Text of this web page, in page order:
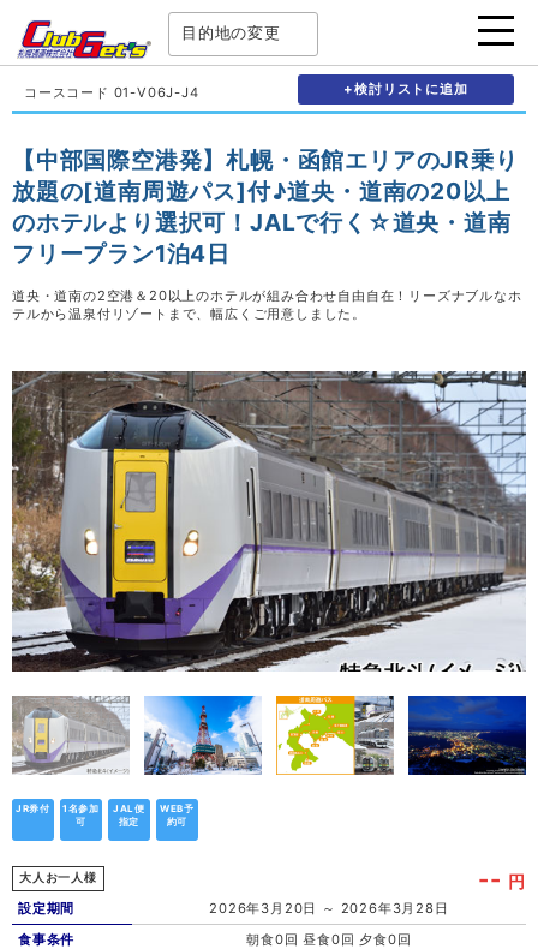
目的地の変更
コースコード 01-V06J-J4 +検討リストに追加
【中部国際空港発】札幌・函館エリアのJR乗り
放題の[道南周遊パス]付♪道央・道南の20以上
のホテルより選択可！JALで行く☆道央・道南
フリープラン1泊4日
道央・道南の2空港＆20以上のホテルが組み合わせ自由自在！リーズナブルなホ
テルから温泉付リゾートまで、幅広くご用意しました。
JR券付
1名参加
可
JAL便
指定
WEB予
約可
大人お一人様 -- 円
設定期間
2026年3月20日 ～ 2026年3月28日
食事条件
朝食0回 昼食0回 夕食0回